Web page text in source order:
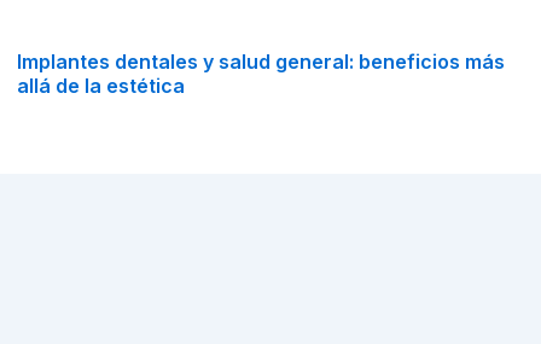
Implantes dentales y salud general: beneficios más
allá de la estética